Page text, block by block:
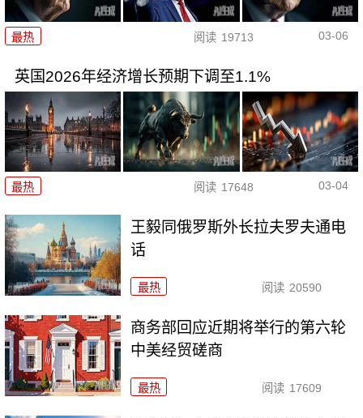
最热 阅读 19713 03-06
英国2026年经济增长预期下调至1.1%
最热 阅读 17648 03-04
王毅同俄罗斯外长拉夫罗夫通电
话
最热 阅读 20590
商务部回应近期将举行的第六轮
中美经贸磋商
最热 阅读 17609